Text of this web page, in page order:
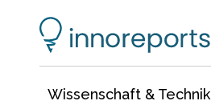
Wissenschaft & Technik